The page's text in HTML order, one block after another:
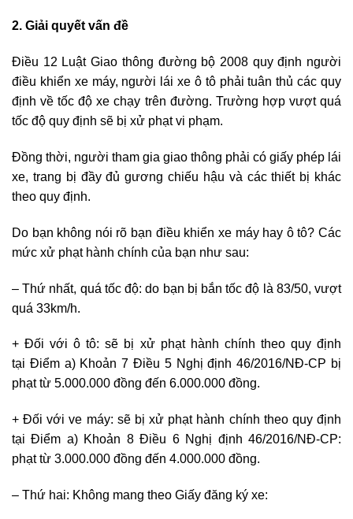
2. Giải quyết vấn đề
Điều 12 Luật Giao thông đường bộ 2008 quy định người
điều khiển xe máy, người lái xe ô tô phải tuân thủ các quy
định về tốc độ xe chạy trên đường. Trường hợp vượt quá
tốc độ quy định sẽ bị xử phạt vi phạm.
Đồng thời, người tham gia giao thông phải có giấy phép lái
xe, trang bị đầy đủ gương chiếu hậu và các thiết bị khác
theo quy định.
Do bạn không nói rõ bạn điều khiển xe máy hay ô tô? Các
mức xử phạt hành chính của bạn như sau:
– Thứ nhất, quá tốc độ:do bạn bị bắn tốc độ là 83/50, vượt
quá 33km/h.
+ Đối với ô tô: sẽ bị xử phạt hành chính theo quy định
tại Điểm a) Khoản 7 Điều 5 Nghị định 46/2016/NĐ-CP bị
phạt từ 5.000.000 đồng đến 6.000.000 đồng.
+ Đối với ve máy: sẽ bị xử phạt hành chính theo quy định
tại Điểm a) Khoản 8 Điều 6 Nghị định 46/2016/NĐ-CP:
phạt từ 3.000.000 đồng đến 4.000.000 đồng.
– Thứ hai: Không mang theo Giấy đăng ký xe: